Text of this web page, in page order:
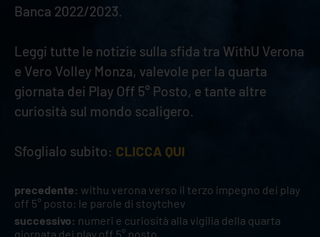
Banca 2022/2023.
Leggi tutte le notizie sulla sfida tra WithU Verona
e Vero Volley Monza, valevole per la quarta
giornata dei Play Off 5° Posto, e tante altre
curiosità sul mondo scaligero.
Sfoglialo subito: CLICCA QUI
precedente: withu verona verso il terzo impegno dei play
off 5° posto: le parole di stoytchev
successivo: numeri e curiosità alla vigilia della quarta
giornata dei play off 5° posto